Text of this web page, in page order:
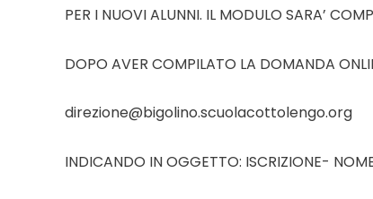
PER I NUOVI ALUNNI. IL MODULO SARA’
DOPO AVER COMPILATO LA DOMANDA
direzione@bigolino.scuolacottolengo.org
INDICANDO IN OGGETTO: ISCRIZIONE-